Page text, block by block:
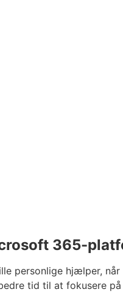
365-
personlige hjælper,
tid til at fokusere